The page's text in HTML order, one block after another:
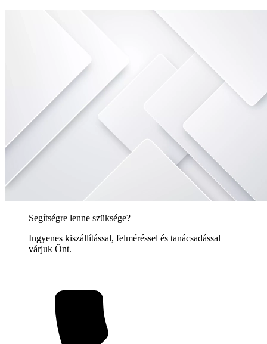
Segítségre lenne szüksége?
Ingyenes kiszállítással, felméréssel és tanácsadással
várjuk Önt.